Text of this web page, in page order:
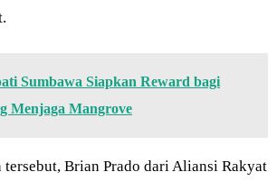
Sumbawa Siapkan Reward bagi
Menjaga Mangrove
tersebut, Brian Prado dari Aliansi Rakyat